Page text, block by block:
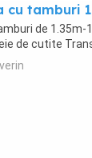
tamburi
de 1.35m-
de cutite